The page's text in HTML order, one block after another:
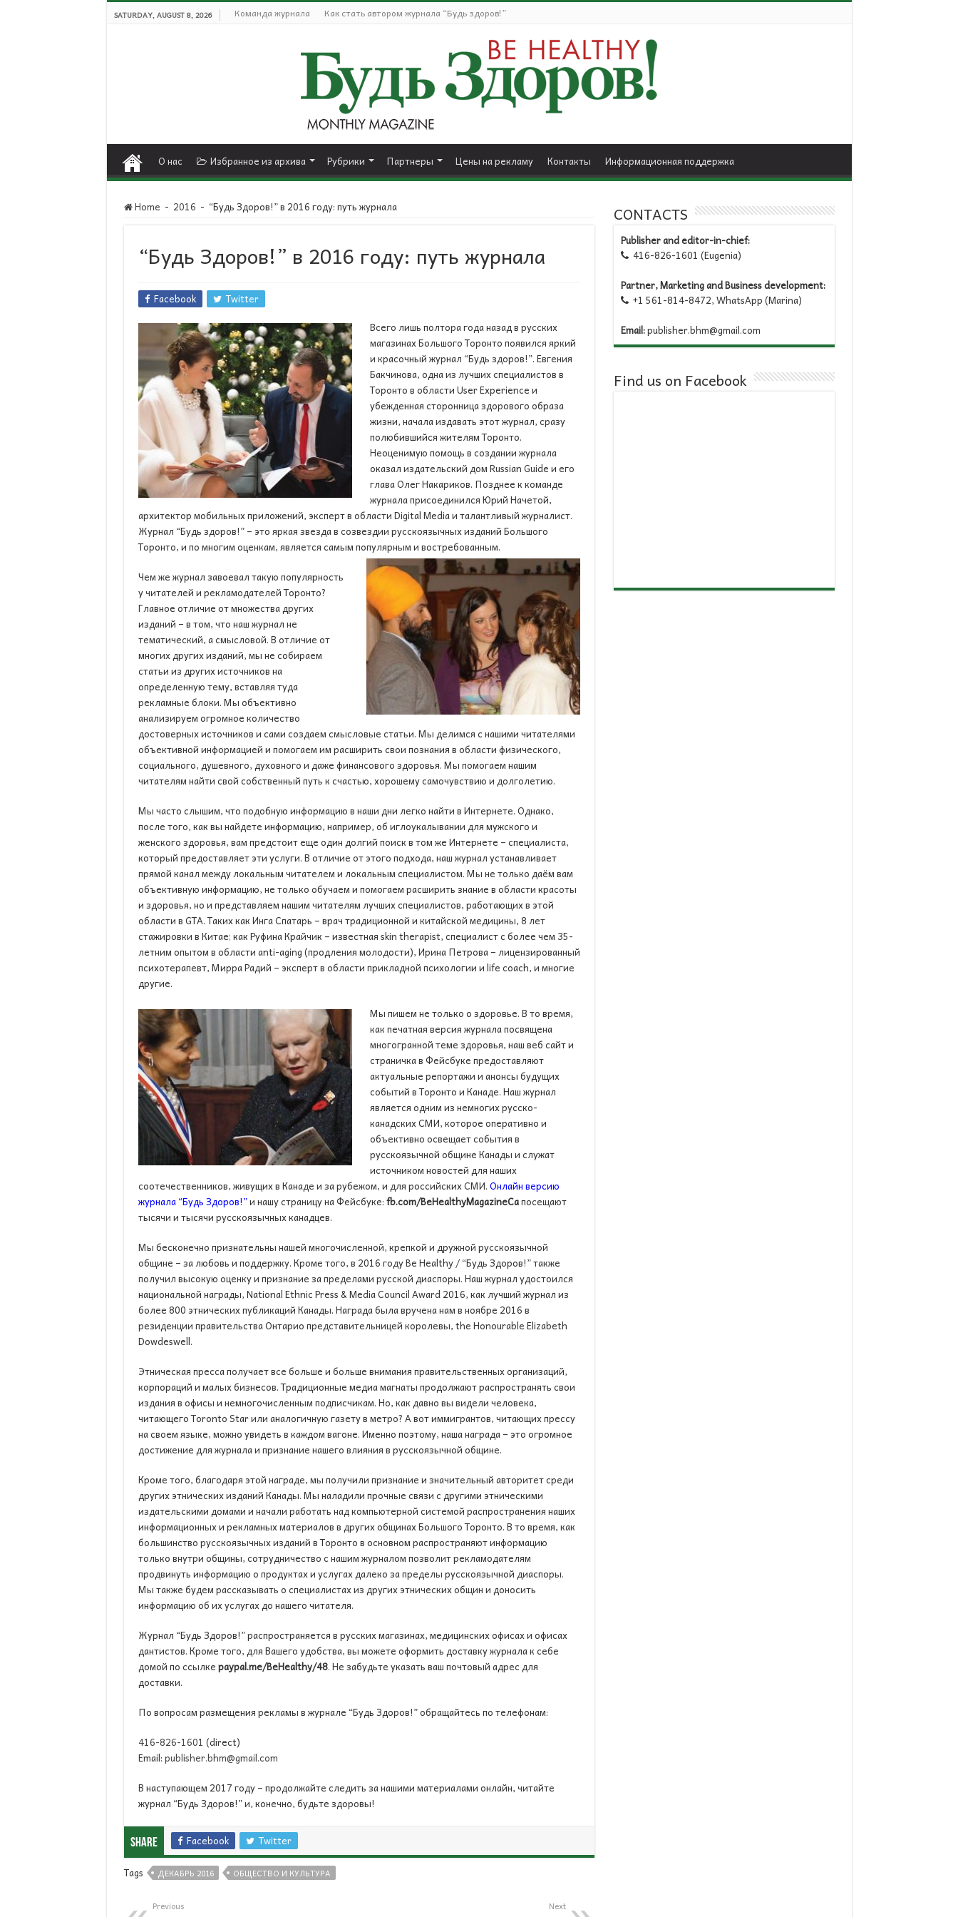
SATURDAY, AUGUST 8, 2026 Команда журнала Как стать автором журнала “Будь здоров!”
О нас Избранное из архива Рубрики Партнеры Цены на рекламу Контакты Информационная поддержка
Home - 2016 - “Будь Здоров!” в 2016 году: путь журнала
“Будь Здоров!” в 2016 году: путь журнала
Facebook
Twitter
Всего лишь полтора года назад в русских
магазинах Большого Торонто появился яркий
и красочный журнал “Будь здоров!”. Евгения
Бакчинова, одна из лучших специалистов в
Торонто в области User Experience и
убежденная сторонница здорового образа
жизни, начала издавать этот журнал, сразу
полюбившийся жителям Торонто.
Неоценимую помощь в создании журнала
оказал издательский дом Russian Guide и его
глава Олег Накариков. Позднее к команде
журнала присоединился Юрий Начетой,
архитектор мобильных приложений, эксперт в области Digital Media и талантливый журналист.
Журнал “Будь здоров!” – это яркая звезда в созвездии русскоязычных изданий Большого
Торонто, и по многим оценкам, является самым популярным и востребованным.
Чем же журнал завоевал такую популярность
у читателей и рекламодателей Торонто?
Главное отличие от множества других
изданий – в том, что наш журнал не
тематический, а смысловой. В отличие от
многих других изданий, мы не собираем
статьи из других источников на
определенную тему, вставляя туда
рекламные блоки. Мы объективно
анализируем огромное количество
достоверных источников и сами создаем смысловые статьи. Мы делимся с нашими читателями
объективной информацией и помогаем им расширить свои познания в области физического,
социального, душевного, духовного и даже финансового здоровья. Мы помогаем нашим
читателям найти свой собственный путь к счастью, хорошему самочувствию и долголетию.
Мы часто слышим, что подобную информацию в наши дни легко найти в Интернете. Однако,
после того, как вы найдете информацию, например, об иглоукалывании для мужского и
женского здоровья, вам предстоит еще один долгий поиск в том же Интернете – специалиста,
который предоставляет эти услуги. В отличие от этого подхода, наш журнал устанавливает
прямой канал между локальным читателем и локальным специалистом. Мы не только даём вам
объективную информацию, не только обучаем и помогаем расширить знание в области красоты
и здоровья, но и представляем нашим читателям лучших специалистов, работающих в этой
области в GTA. Таких как Инга Спатарь – врач традиционной и китайской медицины, 8 лет
стажировки в Китае; как Руфина Крайчик – известная skin therapist, специалист с более чем 35-
летним опытом в области anti-aging (продления молодости), Ирина Петрова – лицензированный
психотерапевт, Мирра Радий – эксперт в области прикладной психологии и life coach, и многие
другие.
Мы пишем не только о здоровье. В то время,
как печатная версия журнала посвящена
многогранной теме здоровья, наш веб сайт и
страничка в Фейсбуке предоставляют
актуальные репортажи и анонсы будущих
событий в Торонто и Канаде. Наш журнал
является одним из немногих русско-
канадских СМИ, которое оперативно и
объективно освещает события в
русскоязычной общине Канады и служат
источником новостей для наших
соотечественников, живущих в Канаде и за рубежом, и для российских СМИ.Онлайн версию
журнала “Будь Здоров!”и нашу страницу на Фейсбуке:fb.com/BeHealthyMagazineCaпосещают
тысячи и тысячи русскоязычных канадцев.
Мы бесконечно признательны нашей многочисленной, крепкой и дружной русскоязычной
общине – за любовь и поддержку. Кроме того, в 2016 году Be Healthy / “Будь Здоров!” также
получил высокую оценку и признание за пределами русской диаспоры. Наш журнал удостоился
национальной награды, National Ethnic Press & Media Council Award 2016, как лучший журнал из
более 800 этнических публикаций Канады. Награда была вручена нам в ноябре 2016 в
резиденции правительства Онтарио представительницей королевы, the Honourable Elizabeth
Dowdeswell.
Этническая пресса получает все больше и больше внимания правительственных организаций,
корпораций и малых бизнесов. Традиционные медиа магнаты продолжают распространять свои
издания в офисы и немногочисленным подписчикам. Но, как давно вы видели человека,
читающего Toronto Star или аналогичную газету в метро? А вот иммигрантов, читающих прессу
на своем языке, можно увидеть в каждом вагоне. Именно поэтому, наша награда – это огромное
достижение для журнала и признание нашего влияния в русскоязычной общине.
Кроме того, благодаря этой награде, мы получили признание и значительный авторитет среди
других этнических изданий Канады. Мы наладили прочные связи с другими этническими
издательскими домами и начали работать над компьютерной системой распространения наших
информационных и рекламных материалов в других общинах Большого Торонто. В то время, как
большинство русскоязычных изданий в Торонто в основном распространяют информацию
только внутри общины, сотрудничество с нашим журналом позволит рекламодателям
продвинуть информацию о продуктах и услугах далеко за пределы русскоязычной диаспоры.
Мы также будем рассказывать о специалистах из других этнических общин и доносить
информацию об их услугах до нашего читателя.
Журнал “Будь Здоров!” распространяется в русских магазинах, медицинских офисах и офисах
дантистов. Кроме того, для Вашего удобства, вы можете оформить доставку журнала к себе
домой по ссылкеpaypal.me/BeHealthy/48. Не забудьте указать ваш почтовый адрес для
доставки.
По вопросам размещения рекламы в журнале “Будь Здоров!” обращайтесь по телефонам:
416-826-1601 (direct)
Email:publisher.bhm@gmail.com
В наступающем 2017 году – продолжайте следить за нашими материалами онлайн, читайте
журнал “Будь Здоров!” и, конечно, будьте здоровы!
Share Facebook Twitter
Tags ДЕКАБРЬ 2016 ОБЩЕСТВО И КУЛЬТУРА
Previous Next
CONTACTS
Publisher and editor-in-chief:
416-826-1601 (Eugenia)
Partner, Marketing and Business development:
+1 561-814-8472, WhatsApp (Marina)
Email:publisher.bhm@gmail.com
Find us on Facebook